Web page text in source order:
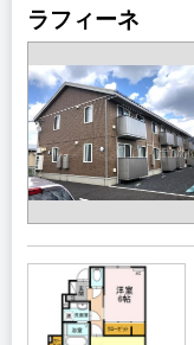
ラフィーネ